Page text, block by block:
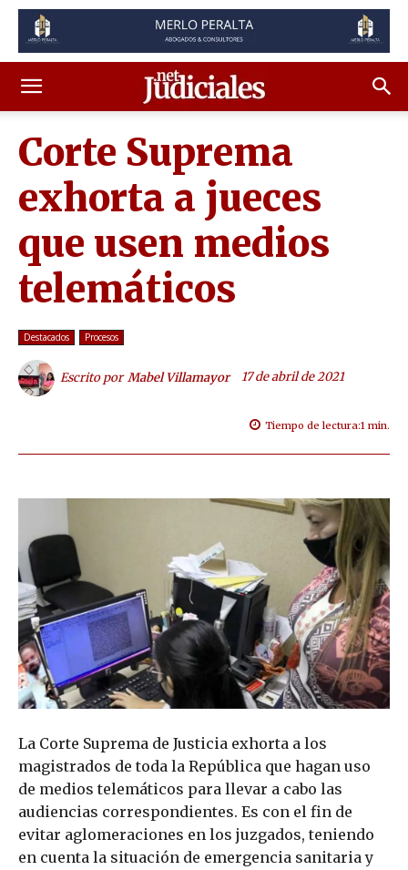
Corte Suprema
exhorta a jueces
que usen medios
telemáticos
Destacados Procesos
Escrito por Mabel Villamayor 17 de abril de 2021
Tiempo de lectura:1 min.
La Corte Suprema de Justicia exhorta a los
magistrados de toda la República que hagan uso
de medios telemáticos para llevar a cabo las
audiencias correspondientes. Es con el fin de
evitar aglomeraciones en los juzgados, teniendo
en cuenta la situación de emergencia sanitaria y